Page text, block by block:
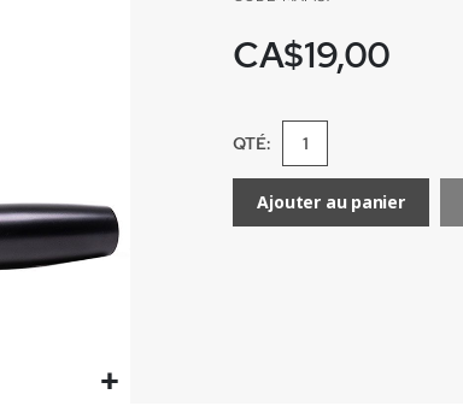
CA$19,00
QTÉ:
Ajouter au panier